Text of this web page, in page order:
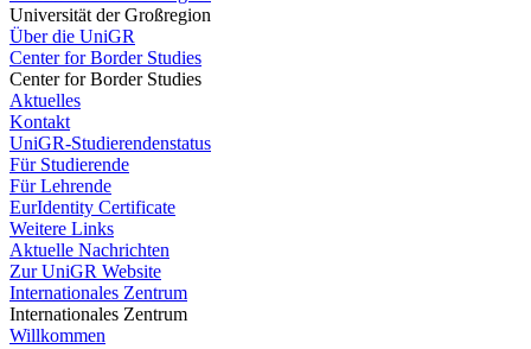
Universität der Großregion
Über die UniGR
Center for Border Studies
Center for Border Studies
Aktuelles
Kontakt
UniGR-Studierendenstatus
Für Studierende
Für Lehrende
EurIdentity Certificate
Weitere Links
Aktuelle Nachrichten
Zur UniGR Website
Internationales Zentrum
Internationales Zentrum
Willkommen